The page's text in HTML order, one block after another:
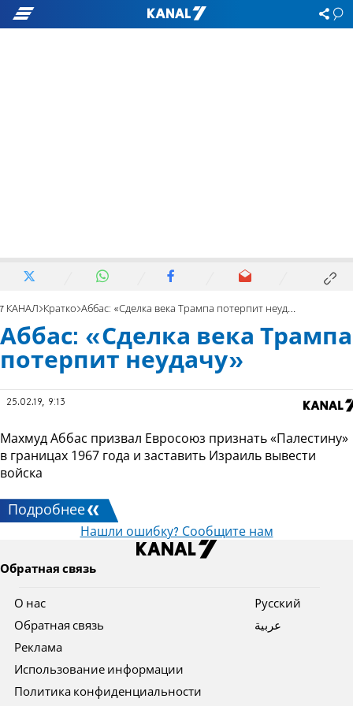
7 КАНАЛ Кратко Аббас: «Сделка века Трампа потерпит неудачу»
Аббас: «Сделка века Трампа
потерпит неудачу»
25.02.19, 9:13
Махмуд Аббас призвал Евросоюз признать «Палестину»
в границах 1967 года и заставить Израиль вывести
войска
Подробнее
Нашли ошибку? Сообщите нам
Обратная связь
О нас
Обратная связь
Реклама
Использование информации
Политика конфиденциальности
Pусский
عربية